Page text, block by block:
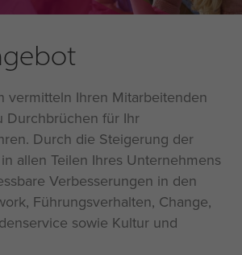
vermitteln Ihren Mitarbeitenden
Durchbrüchen für Ihr
Durch die Steigerung der
allen Teilen Ihres Unternehmens
Verbesserungen in den
Führungsverhalten, Change,
sowie Kultur und